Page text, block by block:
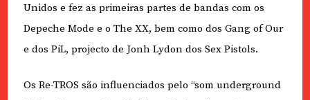
Unidos e fez as primeiras partes de bandas com os
Depeche Mode e o The XX, bem como dos Gang of Our
e dos PiL, projecto de Jonh Lydon dos Sex Pistols.
Os Re-TROS são influenciados pelo “som underground